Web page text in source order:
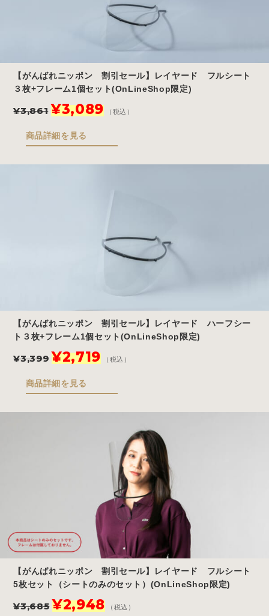
【がんばれニッポン 割引セール】レイヤード フルシート
３枚+フレーム1個セット(OnLineShop限定)
¥3,861
元
の
価
格
は
¥3,089現
在
価
格
（税込）
商品詳細を見る
【がんばれニッポン 割引セール】レイヤード ハーフシー
ト３枚+フレーム1個セット(OnLineShop限定)
¥3,399
元
の
価
格
は
¥2,719現
在
価
格
¥2,719
す。
（税込）
商品詳細を見る
【がんばれニッポン 割引セール】レイヤード フルシート
5枚セット（シートのみのセット）(OnLineShop限定)
¥3,685
元
¥2,948現
（税込）